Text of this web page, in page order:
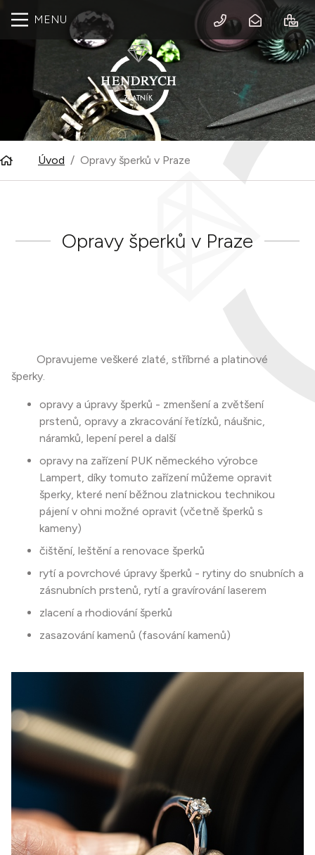
MENU
Úvod Opravy šperků v Praze
Opravy šperků v Praze
Opravujeme veškeré zlaté, stříbrné a platinové
šperky.
opravy a úpravy šperků - zmenšení a zvětšení
prstenů, opravy a zkracování řetízků, náušnic,
náramků, lepení perel a další
opravy na zařízení PUK německého výrobce
Lampert, díky tomuto zařízení můžeme opravit
šperky, které není běžnou zlatnickou technikou
pájení v ohni možné opravit (včetně šperků s
kameny)
čištění, leštění a renovace šperků
rytí a povrchové úpravy šperků - rytiny do snubních a
zásnubních prstenů, rytí a gravírování laserem
zlacení a rhodiování šperků
zasazování kamenů (fasování kamenů)